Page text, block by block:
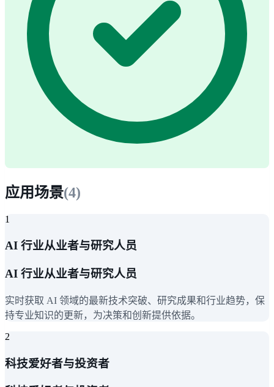
应用场景(4)
1
AI 行业从业者与研究人员
AI 行业从业者与研究人员
实时获取 AI 领域的最新技术突破、研究成果和行业趋势，保
持专业知识的更新，为决策和创新提供依据。
2
科技爱好者与投资者